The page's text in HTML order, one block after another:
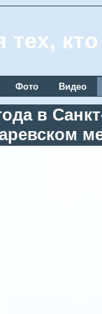
тех,
Фото Видео
в